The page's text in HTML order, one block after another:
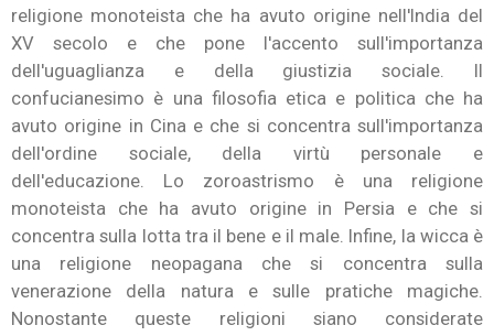
religione monoteista che ha avuto origine nell'India del
XV secolo e che pone l'accento sull'importanza
dell'uguaglianza e della giustizia sociale. Il
confucianesimo è una filosofia etica e politica che ha
avuto origine in Cina e che si concentra sull'importanza
dell'ordine sociale, della virtù personale e
dell'educazione. Lo zoroastrismo è una religione
monoteista che ha avuto origine in Persia e che si
concentra sulla lotta tra il bene e il male. Infine, la wicca è
una religione neopagana che si concentra sulla
venerazione della natura e sulle pratiche magiche.
Nonostante queste religioni siano considerate